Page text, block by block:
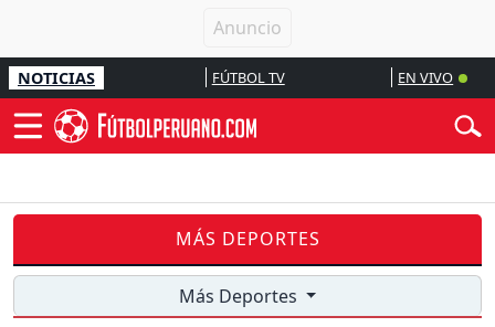
NOTICIAS FÚTBOL TV EN VIVO
MÁS DEPORTES
Más Deportes